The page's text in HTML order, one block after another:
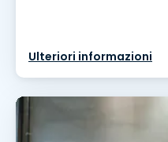
Ulteriori informazioni